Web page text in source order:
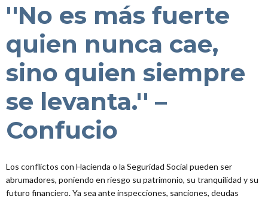
''No es más fuerte
quien nunca cae,
sino quien siempre
se levanta.'' –
Confucio
Los conflictos con Hacienda o la Seguridad Social pueden ser
abrumadores, poniendo en riesgo su patrimonio, su tranquilidad y su
futuro financiero. Ya sea ante inspecciones, sanciones, deudas